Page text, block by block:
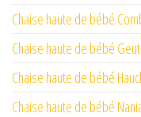
Chaise haute de bébé
Chaise haute de bébé
Chaise haute de bébé
Chaise haute de bébé